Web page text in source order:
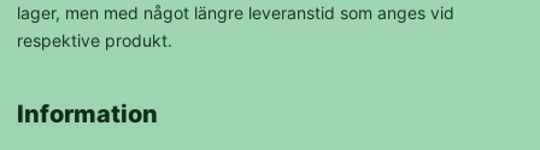
lager, men med något längre leveranstid som anges vid
respektive produkt.
Information